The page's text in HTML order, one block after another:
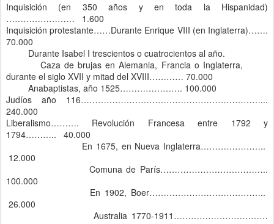
Inquisición (en 350 años y en toda la Hispanidad)
…………………… 1.600
Inquisición protestante……Durante Enrique VIII (en Inglaterra)…….
70.000
Durante Isabel I trescientos o cuatrocientos al año.
Caza de brujas en Alemania, Francia o Inglaterra,
durante el siglo XVII y mitad del XVIII………… 70.000
Anabaptistas, año 1525…………………. 100.000
Judíos año 116………………………………………………………...
240.000
Liberalismo………. Revolución Francesa entre 1792 y
1794……….. 40.000
En 1675, en Nueva Inglaterra…………………..
12.000
Comuna de París………………………………..
100.000
En 1902, Boer…………………………………..
26.000
Australia 1770-1911……………………………